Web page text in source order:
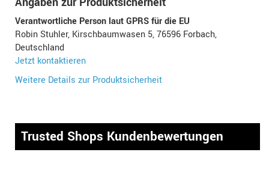
Verantwortliche Person laut GPRS für die EU
Robin Stuhler, Kirschbaumwasen 5, 76596 Forbach,
Deutschland
Jetzt kontaktieren
Weitere Details zur Produktsicherheit
Trusted Shops Kundenbewertungen